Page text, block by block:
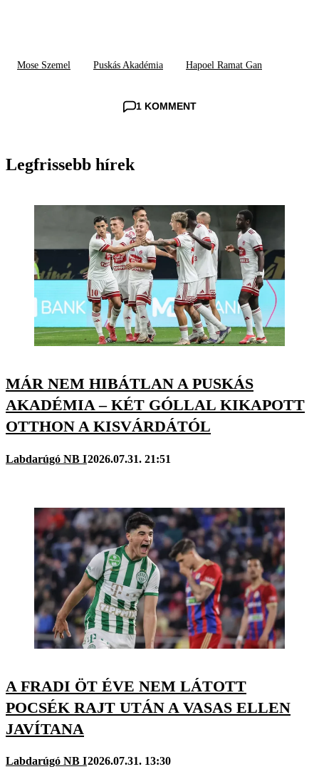
Mose Szemel Puskás Akadémia Hapoel Ramat Gan
1 KOMMENT
Legfrissebb hírek
MÁR NEM HIBÁTLAN A PUSKÁS
AKADÉMIA – KÉT GÓLLAL KIKAPOTT
OTTHON A KISVÁRDÁTÓL
Labdarúgó NB I2026.07.31. 21:51
A FRADI ÖT ÉVE NEM LÁTOTT
POCSÉK RAJT UTÁN A VASAS ELLEN
JAVÍTANA
Labdarúgó NB I2026.07.31. 13:30